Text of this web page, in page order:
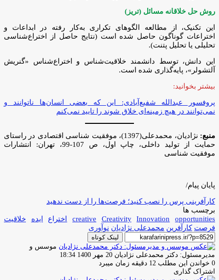
روش حل خلاقانه مسائل (تریز)
این تکنیک، از مطالعه الگوهای تکراری به‌کار رفته در ابداعات و
اختراعات گوناگون حاصل شده است (نتایج حاصل از اختراع‌شناسی
تحلیلی یا تحلیل پتنت).
این دانش، توسط دانشمند خلاقیت‌شناس و اختراع‌شناس «گنریش
آلتشولر»، پایه‌گذاری شده است.
بیشتر بخوانید:
پروفسور عبدالله شفیع‌آبادی: این که بعضی انسان‌ها ناتوانند و
نمی‌توانند در هیچ زمینه‌ای خلاق شوند را تایید نمی‌کنم
منبع:
نژادیان، محمدعلی(1397)، موفقیت شناسی اقتصادی در راستای
حمایت از تولید داخلی، چاپ اول، ص 107-99، تهران: انتشارات
موفقیت شناسی
پایان پیام/
کارآفرینی پرس را نصب کنید؛ فرصت‌ها را از دست ندهید
برچسب ها
creative
Creativity Innovation opportunities اختراع ایده
خلاقیت
فرصت کارآفرین محمدعلی نژادیان نوآوری
لینک کوتاه
موسس و
مدیرمسئول: دکتر محمدعلی نژادیان ارسال
ایمیل
20 مهر 1400 18:34
0 خواندن این مطلب 12 دقیقه زمان میبرد
اشتراک گذاری